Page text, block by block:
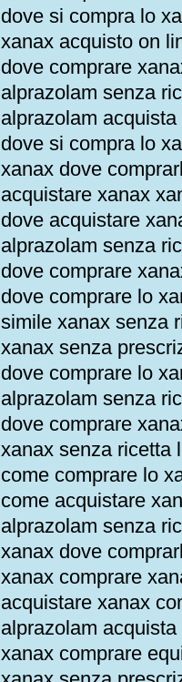
dove si compra lo
xanax acquisto on
dove comprare
alprazolam senza
alprazolam
dove si compra lo
xanax dove
acquistare xanax
dove acquistare
alprazolam senza
dove comprare
dove comprare lo
simile xanax senza
xanax senza
dove comprare lo
alprazolam senza
dove comprare
xanax senza ricetta
come comprare lo
come acquistare
alprazolam senza
xanax dove
xanax comprare
acquistare xanax
alprazolam
xanax comprare